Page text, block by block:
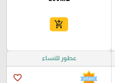
add_shopping_cart
عطور للنساء
favorite_border